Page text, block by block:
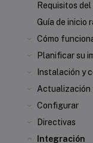
Requisitos
Guía de inicio
Cómo
Planificar su
Instalación y
Actualización
Configurar
Directivas
Integración